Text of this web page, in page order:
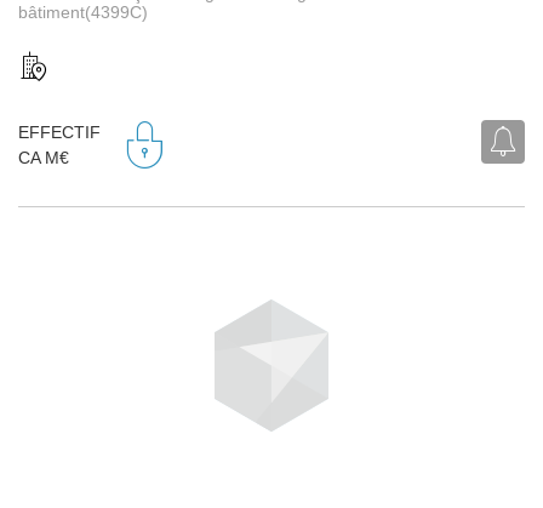
bâtiment(4399C)
EFFECTIF
CA M€